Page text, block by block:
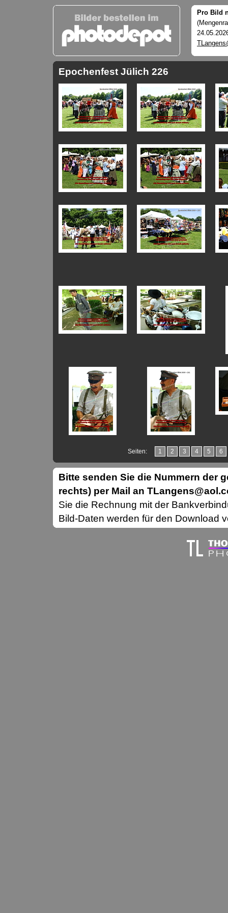
Pro Bild
Epochenfest Jülich 226
Seiten: 1 2 3 4 5 6
Bitte senden Sie die Nummern der
rechts) per Mail an
Sie die Rechnung mit der
Bild-Daten werden für den Download